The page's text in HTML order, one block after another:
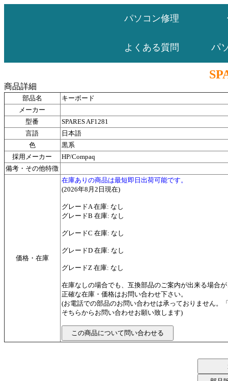
パソコン修理
よくある質問 パ
商品詳細
部品名
キーボード
メーカー
型番
SPARES AF1281
言語
日本語
色
黒系
採用メーカー
HP/Compaq
備考・その他特徴
価格・在庫
在庫ありの商品は最短即日出荷可能です。
(2026年8月2日現在)
グレードA 在庫: なし
グレードB 在庫: なし
グレードC 在庫: なし
グレードD 在庫: なし
グレードZ 在庫: なし
在庫なしの場合でも、互換部品のご案内が出来る場合
正確な在庫・価格はお問い合わせ下さい。
(お電話での部品のお問い合わせは承っておりません。
そちらからお問い合わせお願い致します)